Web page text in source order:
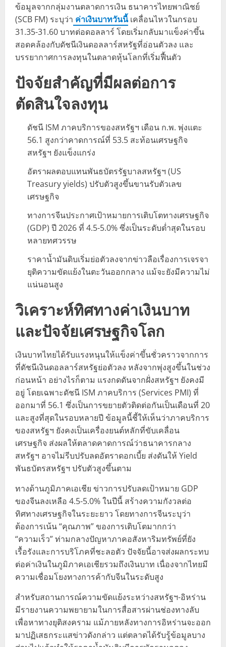
ข้อมูลจากกลุ่มงานตลาดการเงิน ธนาคารไทยพาณิชย์
(SCB FM) ระบุว่า ค่าเงินบาทวันนี้ เคลื่อนไหวในกรอบ
31.35-31.60 บาทต่อดอลลาร์ โดยเริ่มกลับมาแข็งค่าขึ้น
สอดคล้องกับดัชนีเงินดอลลาร์สหรัฐที่อ่อนตัวลง และ
บรรยากาศการลงทุนในตลาดหุ้นโลกที่เริ่มฟื้นตัว
ปัจจัยสำคัญที่มีผลต่อการ
ตัดสินใจลงทุน
ดัชนี ISM ภาคบริการของสหรัฐฯ เดือน ก.พ. พุ่งแตะ
56.1 สูงกว่าคาดการณ์ที่ 53.5 สะท้อนเศรษฐกิจ
สหรัฐฯ ยังแข็งแกร่ง
อัตราผลตอบแทนพันธบัตรรัฐบาลสหรัฐฯ (US
Treasury yields) ปรับตัวสูงขึ้นขานรับตัวเลข
เศรษฐกิจ
ทางการจีนประกาศเป้าหมายการเติบโตทางเศรษฐกิจ
(GDP) ปี 2026 ที่ 4.5-5.0% ซึ่งเป็นระดับต่ำสุดในรอบ
หลายทศวรรษ
ราคาน้ำมันดิบเริ่มย่อตัวลงจากข่าวลือเรื่องการเจรจา
ยุติความขัดแย้งในตะวันออกกลาง แม้จะยังมีความไม่
แน่นอนสูง
วิเคราะห์ทิศทางค่าเงินบาท
และปัจจัยเศรษฐกิจโลก
เงินบาทไทยได้รับแรงหนุนให้แข็งค่าขึ้นชั่วคราวจากการ
ที่ดัชนีเงินดอลลาร์สหรัฐย่อตัวลง หลังจากพุ่งสูงขึ้นในช่วง
ก่อนหน้า อย่างไรก็ตาม แรงกดดันจากฝั่งสหรัฐฯ ยังคงมี
อยู่ โดยเฉพาะดัชนี ISM ภาคบริการ (Services PMI) ที่
ออกมาที่ 56.1 ซึ่งเป็นการขยายตัวติดต่อกันเป็นเดือนที่ 20
และสูงที่สุดในรอบหลายปี ข้อมูลนี้ชี้ให้เห็นว่าภาคบริการ
ของสหรัฐฯ ยังคงเป็นเครื่องยนต์หลักที่ขับเคลื่อน
เศรษฐกิจ ส่งผลให้ตลาดคาดการณ์ว่าธนาคารกลาง
สหรัฐฯ อาจไม่รีบปรับลดอัตราดอกเบี้ย ส่งดันให้ Yield
พันธบัตรสหรัฐฯ ปรับตัวสูงขึ้นตาม
ทางด้านภูมิภาคเอเชีย ข่าวการปรับลดเป้าหมาย GDP
ของจีนลงเหลือ 4.5-5.0% ในปีนี้ สร้างความกังวลต่อ
ทิศทางเศรษฐกิจในระยะยาว โดยทางการจีนระบุว่า
ต้องการเน้น “คุณภาพ” ของการเติบโตมากกว่า
“ความเร็ว” ท่ามกลางปัญหาภาคอสังหาริมทรัพย์ที่ยัง
เรื้อรังและการบริโภคที่ชะลอตัว ปัจจัยนี้อาจส่งผลกระทบ
ต่อค่าเงินในภูมิภาคเอเชียรวมถึงเงินบาท เนื่องจากไทยมี
ความเชื่อมโยงทางการค้ากับจีนในระดับสูง
สำหรับสถานการณ์ความขัดแย้งระหว่างสหรัฐฯ-อิหร่าน
มีรายงานความพยายามในการสื่อสารผ่านช่องทางลับ
เพื่อหาทางยุติสงคราม แม้ภายหลังทางการอิหร่านจะออก
มาปฏิเสธกระแสข่าวดังกล่าว แต่ตลาดได้รับรู้ข้อมูลบาง